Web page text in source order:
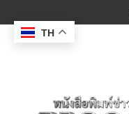
to
content
TH